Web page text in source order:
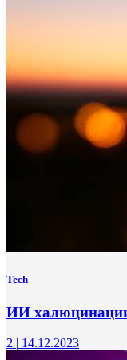
Tech
ИИ
2 | 14.12.2023